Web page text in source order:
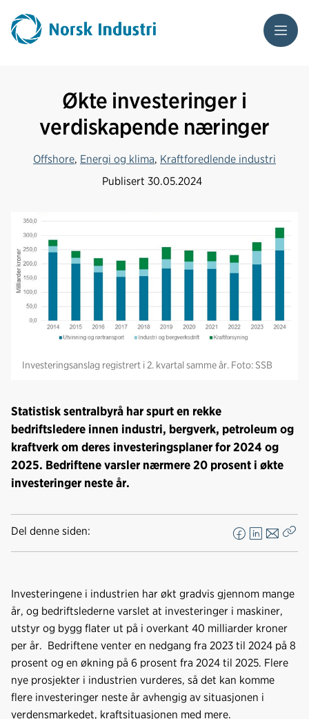
Meny
Økte investeringer i
verdiskapende næringer
Offshore, Energi og klima, Kraftforedlende industri
Publisert 30.05.2024
Investeringsanslag registrert i 2. kvartal samme år. Foto: SSB
Statistisk sentralbyrå har spurt en rekke
bedriftsledere innen industri, bergverk, petroleum og
kraftverk om deres investeringsplaner for 2024 og
2025. Bedriftene varsler nærmere 20 prosent i økte
investeringer neste år.
Del denne siden:
F
e
b
o
o
k
L
k
e
d
I
n
E
o
s
t
Investeringene i industrien har økt gradvis gjennom mange
år, og bedriftslederne varslet at investeringer i maskiner,
utstyr og bygg flater ut på i overkant 40 milliarder kroner
per år. Bedriftene venter en nedgang fra 2023 til 2024 på 8
prosent og en økning på 6 prosent fra 2024 til 2025. Flere
nye prosjekter i industrien vurderes, så det kan komme
flere investeringer neste år avhengig av situasjonen i
verdensmarkedet, kraftsituasjonen med mere.